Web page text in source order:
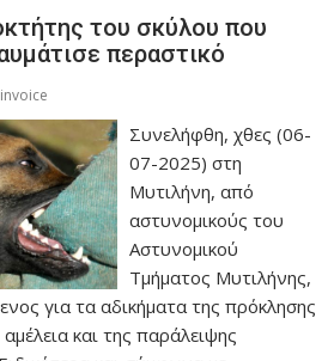
του σκύλου που
περαστικό
Συνελήφθη, χθες (06-
07-2025) στη
Μυτιλήνη, από
αστυνομικούς του
Αστυνομικού
Τμήματος Μυτιλήνης,
για τα αδικήματα της πρόκλησης
και της παράλειψης